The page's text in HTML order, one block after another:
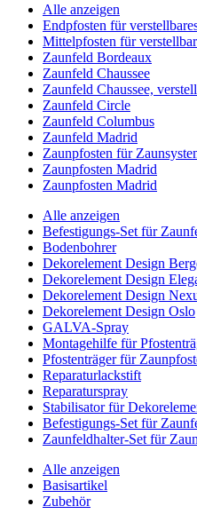
Alle anzeigen
Endpfosten für
Mittelpfosten für
Zaunfeld Bordeaux
Zaunfeld Chaussee
Zaunfeld Chaussee,
Zaunfeld Circle
Zaunfeld Columbus
Zaunfeld Madrid
Zaunpfosten für
Zaunpfosten Madrid
Zaunpfosten Madrid
Alle anzeigen
Befestigungs-Set für
Bodenbohrer
Dekorelement Design
Dekorelement Design
Dekorelement Design
Dekorelement Design Oslo
GALVA-Spray
Montagehilfe für
Pfostenträger für
Reparaturlackstift
Reparaturspray
Stabilisator für
Befestigungs-Set für
Zaunfeldhalter-Set für
Alle anzeigen
Basisartikel
Zubehör